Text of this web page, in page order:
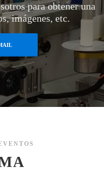
para obtener una
imágenes, etc.